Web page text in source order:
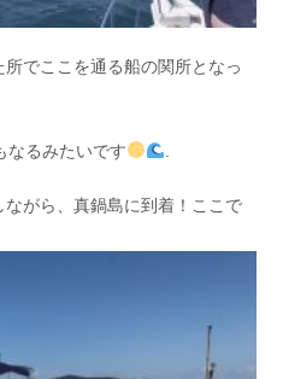
でここを通る船の関所となっ
なるみたいです
がら、真鍋島に到着！ここで